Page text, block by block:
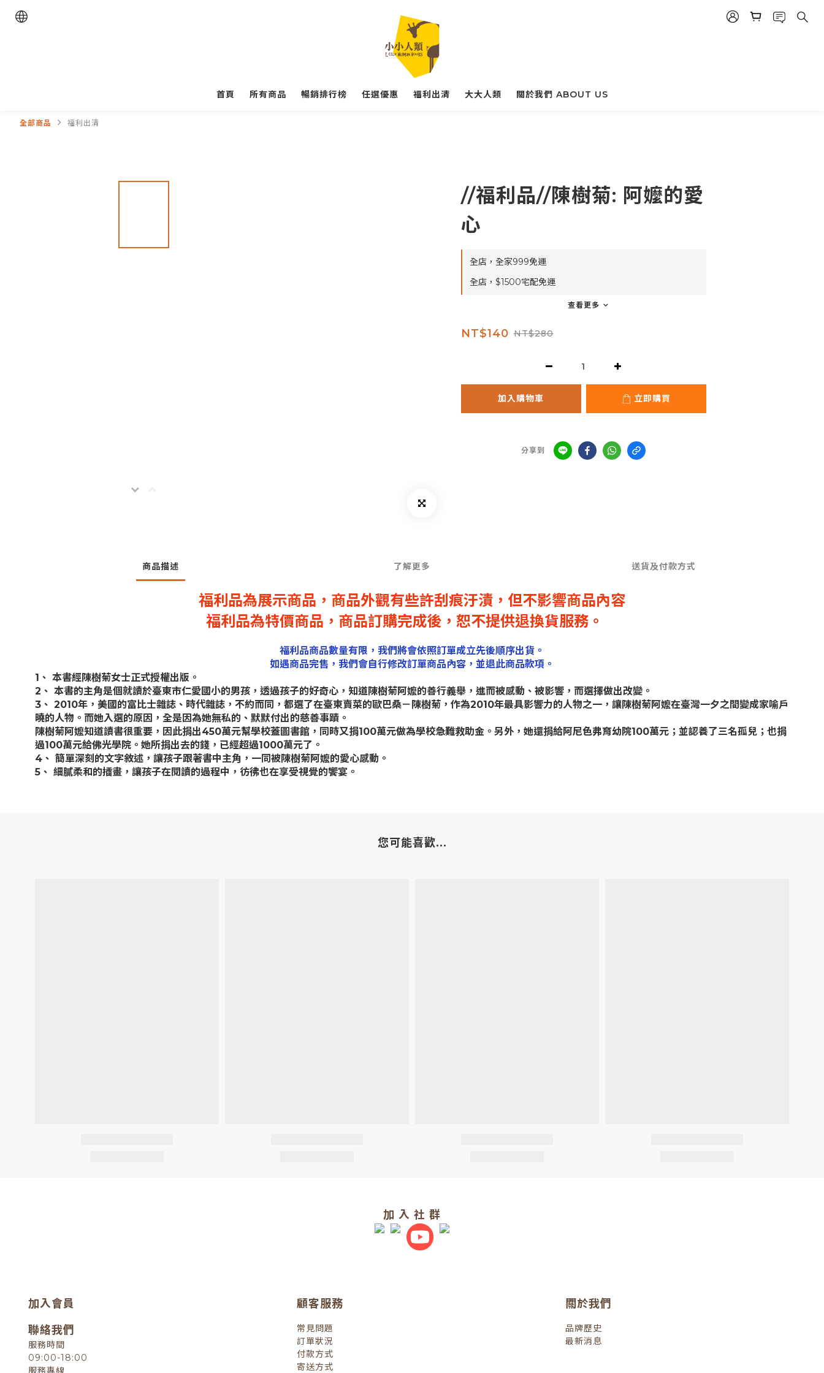
首頁 所有商品 暢銷排行榜 任選優惠 福利出清 大大人類 關於我們 ABOUT US
全部商品 福利出清
//福利品//陳樹菊: 阿嬤的愛
心
全店，全家999免運
全店，$1500宅配免運
查看更多
NT$140 NT$280
加入購物車 立即購買
分享到
商品描述 了解更多 送貨及付款方式
福利品為展示商品，商品外觀有些許刮痕汙漬， 但不影響商品內容
福利品為特價商品，商品訂購完成後，恕不提供退換貨服務。
福利品商品數量有限，我們將會依照訂單成立先後順序出貨。
如遇商品完售，我們會自行修改訂單商品內容，並退此商品款項。
1、 本書經陳樹菊女士正式授權出版。
2、 本書的主角是個就讀於臺東市仁愛國小的男孩，透過孩子的好奇心，知道陳樹菊阿嬤的善行義舉，進而被感動、被影響，而選擇做出改變。
3、 2010年，美國的富比士雜誌、時代雜誌，不約而同，都選了在臺東賣菜的歐巴桑－陳樹菊，作為2010年最具影響力的人物之一，讓陳樹菊阿嬤在臺灣一夕之間變成家喻戶
曉的人物。而她入選的原因，全是因為她無私的、默默付出的慈善事蹟。
陳樹菊阿嬤知道讀書很重要，因此捐出450萬元幫學校蓋圖書館，同時又捐100萬元做為學校急難救助金。另外，她還捐給阿尼色弗育幼院100萬元；並認養了三名孤兒；也捐
過100萬元給佛光學院。她所捐出去的錢，已經超過1000萬元了。
4、 簡單深刻的文字敘述，讓孩子跟著書中主角，一同被陳樹菊阿嬤的愛心感動。
5、 細膩柔和的插畫，讓孩子在閱讀的過程中，彷彿也在享受視覺的饗宴。
您可能喜歡...
加 入 社 群
加入會員
聯絡我們
服務時間
09:00-18:00
服務專線
顧客服務
常見問題
訂單狀況
付款方式
寄送方式
關於我們
品牌歷史
最新消息